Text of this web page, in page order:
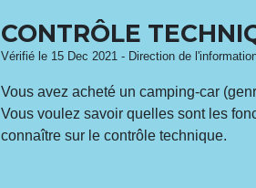
CONTRÔLE
Vérifié le 15 Dec 2021 - Direction de
Vous avez acheté un camping-car
Vous voulez savoir quelles sont les
connaître sur le contrôle technique.